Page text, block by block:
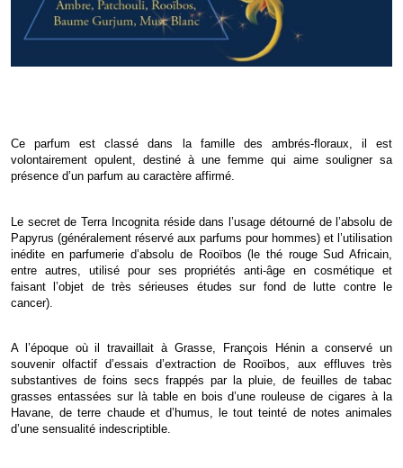
Ce parfum est classédans la famille des ambrés-floraux, il est
volontairement opulent, destiné à une femme qui aime souligner sa
présence d’un parfum au caractère affirmé.
Le secret de Terra Incognita réside dans l’usage détourné de l’absolu de
Papyrus (généralement réservé aux parfums pour hommes) et l’utilisation
inédite en parfumerie d’absolu de Rooïbos (le thé rouge Sud Africain,
entre autres, utilisé pour ses propriétés anti-âge en cosmétique et
faisantl’objet de très sérieuses études sur fond de lutte contre le
cancer).
A l’époque où il travaillait à Grasse, François Hénin a conservé un
souvenir olfactif d’essais d’extraction de Rooïbos, aux effluves très
substantives de foins secs frappés par la pluie, de feuilles de tabac
grasses entassées sur là table en bois d’une rouleuse de cigares à la
Havane, de terre chaude et d’humus, le tout teinté de notes animales
d’une sensualité indescriptible.